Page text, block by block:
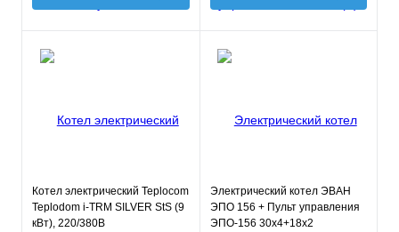
Котел электрический Teplocom
Teplodom i-TRM SILVER StS (9
кВт), 220/380В
Электрический котел ЭВАН
ЭПО 156 + Пульт управления
ЭПО-156 30х4+18х2